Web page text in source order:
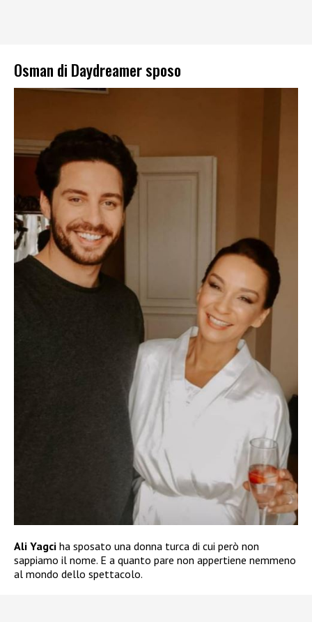
Osman di Daydreamer sposo
Ali Yagci ha sposato una donna turca di cui però non
sappiamo il nome. E a quanto pare non appertiene nemmeno
al mondo dello spettacolo.